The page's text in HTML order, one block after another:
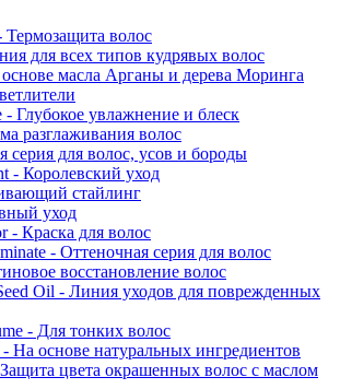
волос
для всех типов кудрявых волос
масла Арганы и дерева Моринга
Глубокое увлажнение и блеск
разглаживания волос
для волос, усов и бороды
- Королевский уход
стайлинг
уход
- Краска для волос
- Оттеночная серия для волос
восстановление волос
Oil - Линия уходов для поврежденных
- Для тонких волос
На основе натуральных ингредиентов
цвета окрашенных волос с маслом